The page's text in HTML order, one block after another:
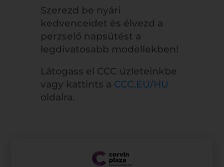
Szerezd be nyári
kedvenceidet és élvezd a
perzselő napsütést a
legdivatosabb modellekben!
Látogass el CCC üzleteinkbe
vagy kattints a CCC.EU/HU
oldalra.